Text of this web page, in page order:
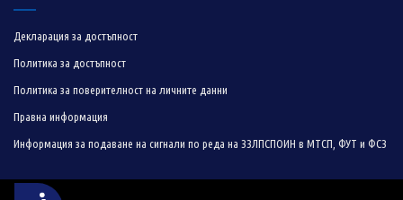
Декларация за достъпност
Политика за достъпност
Политика за поверителност на личните данни
Правна информация
Информация за подаване на сигнали по реда на ЗЗЛПСПОИН в МТСП, ФУТ и ФСЗ